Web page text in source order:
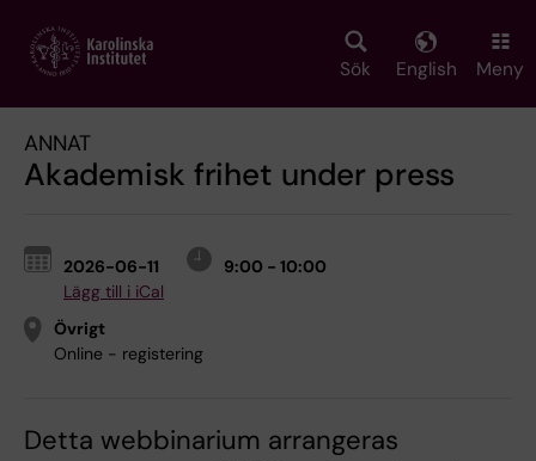
main
Sök English Meny
ANNAT
Akademisk frihet under press
2026-06-11
9:00 - 10:00
Lägg till i iCal
Övrigt
Online - registering
Detta webbinarium arrangeras